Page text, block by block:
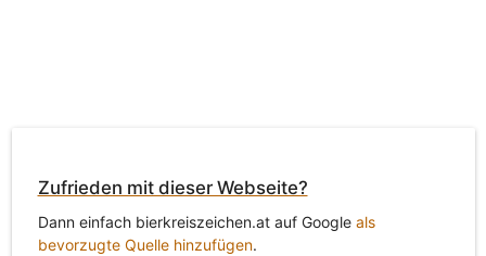
Zufrieden mit dieser Webseite?
Dann einfach bierkreiszeichen.at auf Google als
bevorzugte Quelle hinzufügen.